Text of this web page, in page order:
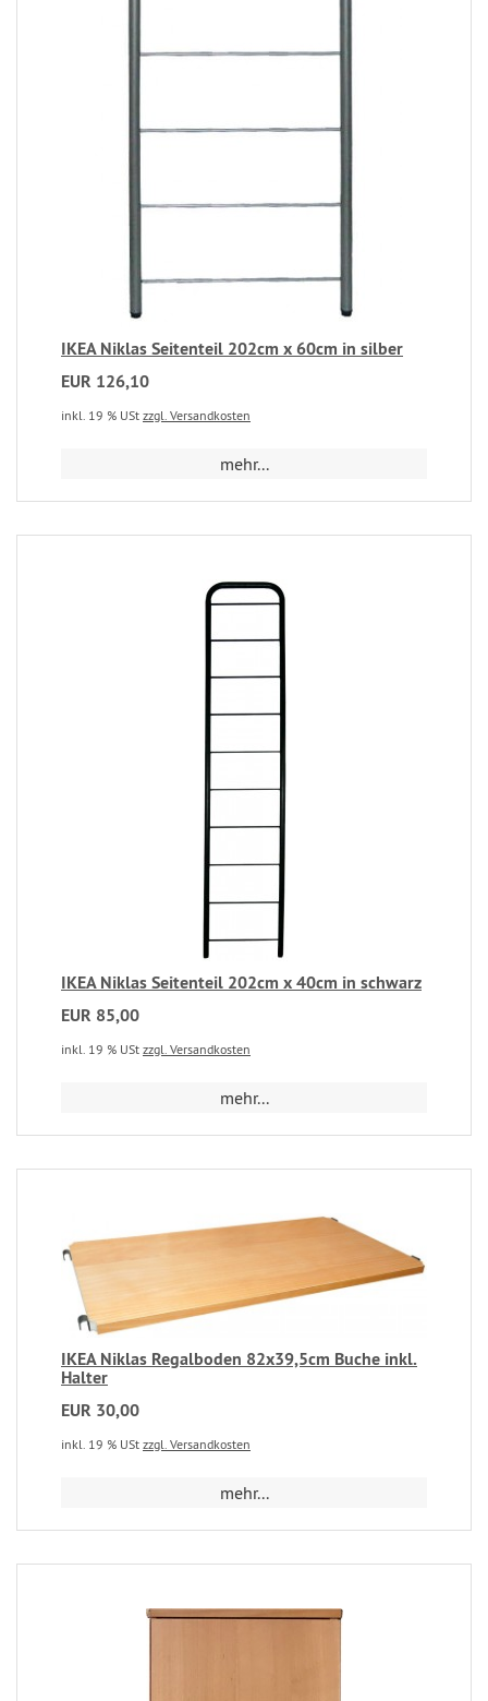
IKEA Niklas Seitenteil 202cm x 60cm in silber
EUR 126,10
inkl. 19 % USt zzgl. Versandkosten
mehr...
IKEA Niklas Seitenteil 202cm x 40cm in schwarz
EUR 85,00
inkl. 19 % USt zzgl. Versandkosten
mehr...
IKEA Niklas Regalboden 82x39,5cm Buche inkl.
Halter
EUR 30,00
inkl. 19 % USt zzgl. Versandkosten
mehr...